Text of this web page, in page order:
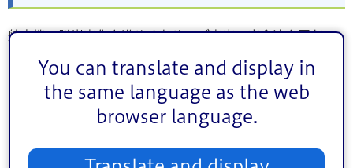
You can translate and display in
the same language as the web
browser language.
航空機の脱炭素化を進めるため、ご家庭の廃食油を回収
日本航空株式会社が進めるプロジェクトです。
区内では以下の店舗において、実施されています。
食品館あおば船堀店